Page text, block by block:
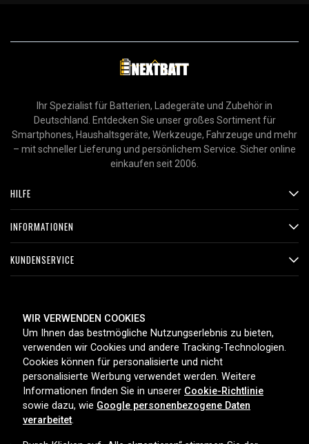
Ihr Spezialist für Batterien, Ladegeräte und Zubehör in
Deutschland. Entdecken Sie unser großes Sortiment für
Smartphones, Haushaltsgeräte, Werkzeuge, Fahrzeuge und mehr
– mit schneller Lieferung und persönlichem Service. Sicher online
einkaufen seit 2006.
HILFE
INFORMATIONEN
KUNDENSERVICE
ZAHLUNGSMETHODEN
LIEFEROPTIONEN
WIR VERWENDEN COOKIES
Um Ihnen das bestmögliche Nutzungserlebnis zu bieten,
verwenden wir Cookies und andere Tracking-Technologien.
Cookies können für personalisierte und nicht
personalisierte Werbung verwendet werden. Weitere
Informationen finden Sie in unserer Cookie-Richtlinie
sowie dazu, wie Google personenbezogene Daten
verarbeitet.